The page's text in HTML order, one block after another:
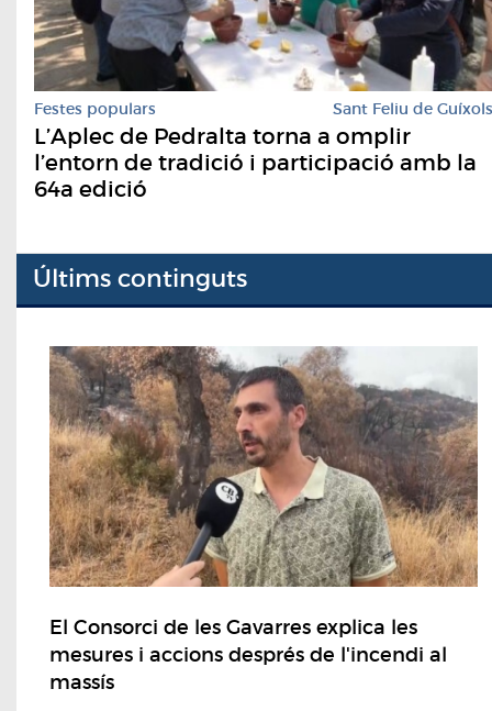
Festes populars Sant Feliu de Guíxols
L’Aplec de Pedralta torna a omplir
l’entorn de tradició i participació amb la
64a edició
Últims continguts
El Consorci de les Gavarres explica les
mesures i accions després de l'incendi al
massís